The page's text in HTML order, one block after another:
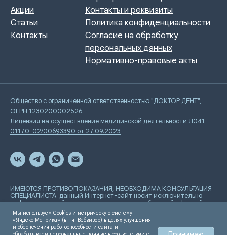
Общество с ограниченной ответственностью "ДОКТОР ДЕНТ",
ОГРН 1230200002526
Лицензия на осуществление медицинской деятельности Л041-
01170-02/00693390 от 27.09.2023
ИМЕЮТСЯ ПРОТИВОПОКАЗАНИЯ, НЕОБХОДИМА КОНСУЛЬТАЦИЯ
СПЕЦИАЛИСТА. данный Интернет-сайт носит исключительно
информационный характер и не является публичной офертой,
определяемой положениями Статьи 437 Гражданского
кодекса РФ
Мы используем Cookies и метрическую систему
«Яндекс.Метрика» (в т.ч. Вебвизор) в целях улучшения
и обеспечения работоспособности сайта и